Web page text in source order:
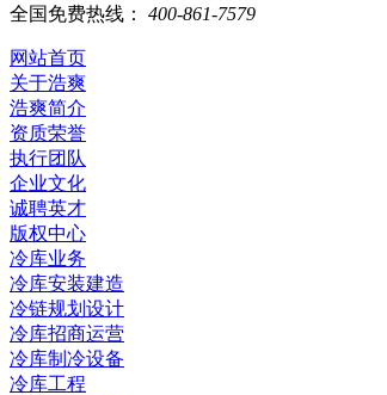
全国免费热线：
400-861-7579
网站首页
关于浩爽
浩爽简介
资质荣誉
执行团队
企业文化
诚聘英才
版权中心
冷库业务
冷库安装建造
冷链规划设计
冷库招商运营
冷库制冷设备
冷库工程